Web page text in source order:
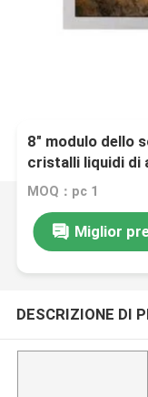
8" modulo dello
cristalli liquidi di
TFT LCD
MOQ：pc 1
Miglior
DESCRIZIONE DI